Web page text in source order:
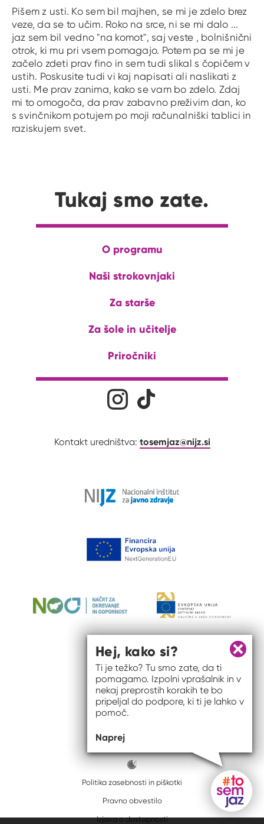
Pišem z usti. Ko sem bil majhen, se mi je zdelo brez
veze, da se to učim. Roko na srce, ni se mi dalo ...
jaz sem bil vedno "na komot", saj veste , bolnišnični
otrok, ki mu pri vsem pomagajo. Potem pa se mi je
začelo zdeti prav fino in sem tudi slikal s čopičem v
ustih. Poskusite tudi vi kaj napisati ali naslikati z
usti. Me prav zanima, kako se vam bo zdelo. Zdaj
mi to omogoča, da prav zabavno preživim dan, ko
s svinčnikom potujem po moji računalniški tablici in
raziskujem svet.
Tukaj smo zate.
O programu
Naši strokovnjaki
Za starše
Za šole in učitelje
Priročniki
Družabna omrežja
Kontakt uredništva: tosemjaz@nijz.si
ISSN spletišča: 2820-5960
Politika zasebnosti in piškotki
Pravno obvestilo
Izjava o dostopnosti Gumb
Zapri
Hej, kako si?
Ti je težko? Tu smo zate, da ti
pomagamo. Izpolni vprašalnik in v
nekaj preprostih korakih te bo
pripeljal do podpore, ki ti je lahko v
pomoč.
Naprej